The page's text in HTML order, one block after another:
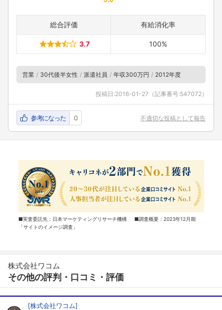
総合評価 有給消化率
3.7 100%
営業 30代後半女性 派遣社員 年収300万円 2012年度
投稿日:2016-01-27 （記事番号:547072）
参考になった 0 不適切な投稿として報告
■実査委託先：日本マーケティングリサーチ機構 ■調査概要：2023年12月期
「サイトのイメージ調査」
株式会社ワコム
その他の評判・口コミ・評価
[株式会社ワコム]